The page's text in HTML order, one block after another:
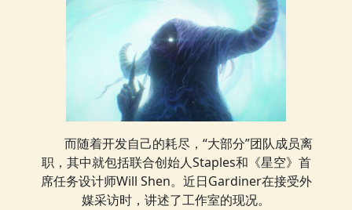
而随着开发自己的耗尽，“大部分”团队成员离
职，其中就包括联合创始人Staples和《星空》首
席任务设计师Will Shen。近日Gardiner在接受外
媒采访时，讲述了工作室的现况。